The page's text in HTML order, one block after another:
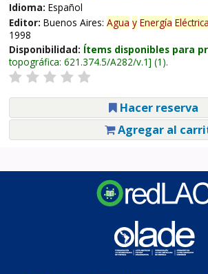
Idioma: Español
Editor: Buenos Aires: Agua y Energía
1998
Disponibilidad: Ítems disponibles para
topográfica: 621.374.5/A282/v.1 (1).
Hacer reserva
Agregar al